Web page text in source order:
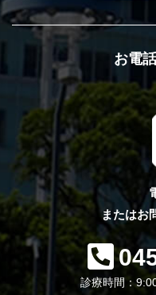
お電
またはお
診療時間：